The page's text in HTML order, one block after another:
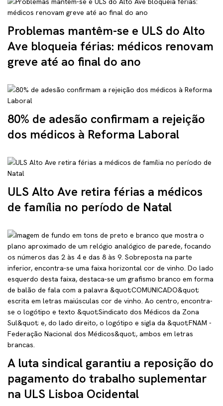
Problemas mantêm-se e ULS do Alto
Ave bloqueia férias: médicos renovam
greve até ao final do ano
80% de adesão confirmam a rejeição
dos médicos à Reforma Laboral
ULS Alto Ave retira férias a médicos
de família no período de Natal
A luta sindical garantiu a reposição do
pagamento do trabalho suplementar
na ULS Lisboa Ocidental